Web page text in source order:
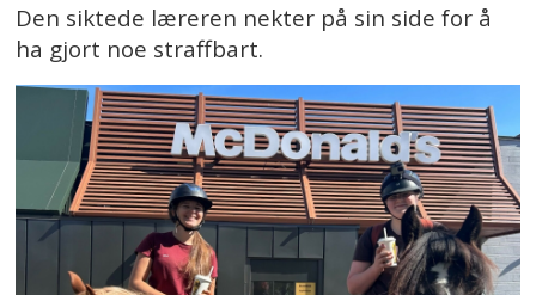
Den siktede læreren nekter på sin side for å
ha gjort noe straffbart.